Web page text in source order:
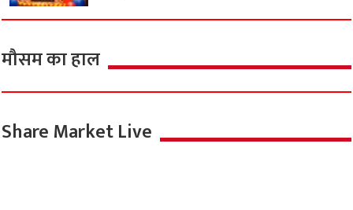
मौसम का हाल
Share Market Live